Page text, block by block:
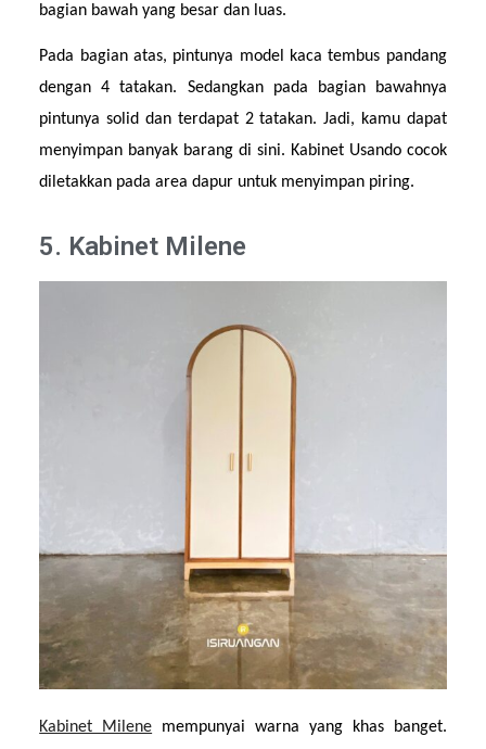
bagian bawah yang besar dan luas.
Pada bagian atas, pintunya model kaca tembus pandang
dengan 4 tatakan. Sedangkan pada bagian bawahnya
pintunya solid dan terdapat 2 tatakan. Jadi, kamu dapat
menyimpan banyak barang di sini. Kabinet Usando cocok
diletakkan pada area dapur untuk menyimpan piring.
5. Kabinet Milene
Kabinet Milene mempunyai warna yang khas banget.